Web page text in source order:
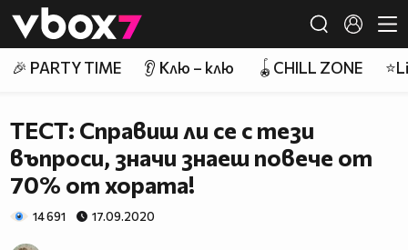
👾
🎉 PARTY TIME 👂 Клю – клю 🪀CHILL ZONE
ТЕСТ: Справиш ли се с тези
въпроси, значи знаеш повече от
70% от хората!
14 691 17.09.2020